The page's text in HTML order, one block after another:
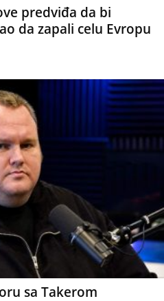
predviđa da bi
da zapali celu Evropu
sa Takerom